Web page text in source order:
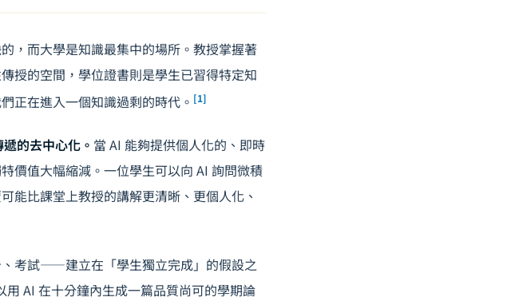
，而大學是知識最集中的場所。教授掌握著
授的空間，學位證書則是學生已習得特定知
正在進入一個知識過剩的時代。 [1]
的去中心化。 當 AI 能夠提供個人化的、即時
價值大幅縮減。一位學生可以向 AI 詢問微積
比課堂上教授的講解更清晰、更個人化、
考試——建立在「學生獨立完成」的假設之
AI 在十分鐘內生成一篇品質尚可的學期論